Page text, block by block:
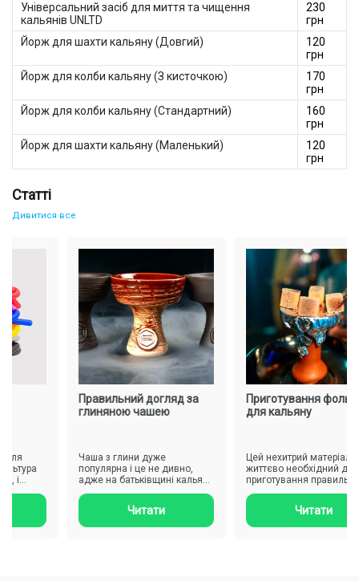
Універсальний засіб для миття та чищення
кальянів UNLTD
230
грн
Йорж для шахти кальяну (Довгий)
120
грн
Йорж для колби кальяну (З кисточкою)
170
грн
Йорж для колби кальяну (Стандартний)
160
грн
Йорж для шахти кальяну (Маленький)
120
грн
Статті
Дивитися все
Правильний догляд за
глиняною чашею
Чаша з глини дуже
популярна і це не дивно,
адже на батьківщині кальяну
використовують її. У ній
тютю..
Читати
Приготування фольги
для кальяну
Цей нехитрий матеріал
життєво необхідний для
приготування правильного
смачного кальяну. Він є
підсти..
Читати